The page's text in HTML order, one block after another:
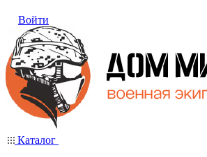
Войти
Каталог